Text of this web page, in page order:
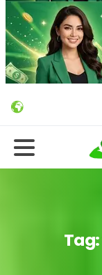
Tag: